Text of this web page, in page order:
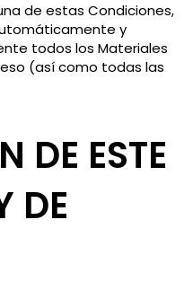
de estas Condiciones,
y
todos los Materiales
(así como todas las
DE ESTE
DE